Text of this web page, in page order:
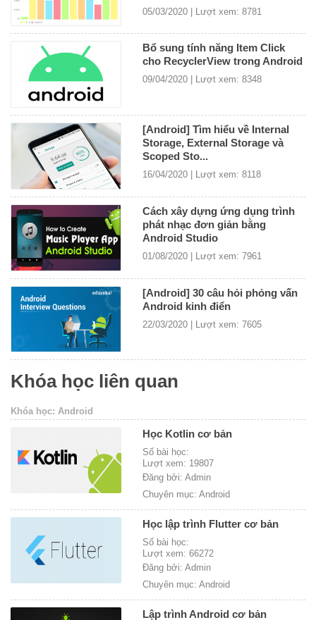
05/03/2020 | Lượt xem: 8781
Bổ sung tính năng Item Click
cho RecyclerView trong Android
09/04/2020 | Lượt xem: 8348
[Android] Tìm hiểu về Internal
Storage, External Storage và
Scoped Sto...
16/04/2020 | Lượt xem: 8118
Cách xây dựng ứng dụng trình
phát nhạc đơn giản bằng
Android Studio
01/08/2020 | Lượt xem: 7961
[Android] 30 câu hỏi phỏng vấn
Android kinh điển
22/03/2020 | Lượt xem: 7605
Khóa học liên quan
Khóa học: Android
Học Kotlin cơ bản
Số bài học:
Lượt xem: 19807
Đăng bởi: Admin
Chuyên mục: Android
Học lập trình Flutter cơ bản
Số bài học:
Lượt xem: 66272
Đăng bởi: Admin
Chuyên mục: Android
Lập trình Android cơ bản